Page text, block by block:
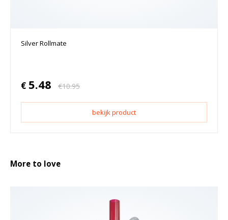
Silver Rollmate
€ 5.48 €10.95
bekijk product
More to love